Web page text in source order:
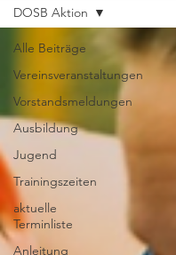
Alle Beiträge
Vereinsveranstaltungen
Vorstandsmeldungen
Ausbildung
Jugend
Trainingszeiten
aktuelle
Terminliste
Anleitung
DOSB Aktion